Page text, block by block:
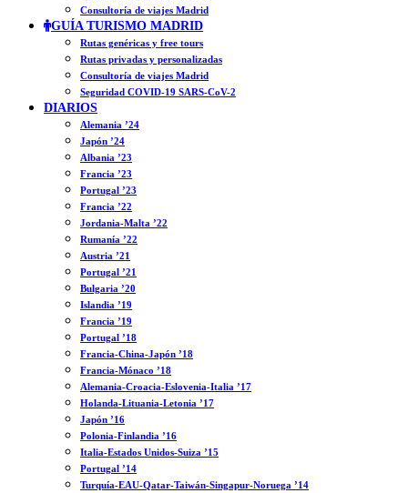
Consultoría de viajes Madrid
GUÍA TURISMO MADRID
Rutas genéricas y free tours
Rutas privadas y personalizadas
Consultoría de viajes Madrid
Seguridad COVID-19 SARS-CoV-2
DIARIOS
Alemania ’24
Japón ’24
Albania ’23
Francia ’23
Portugal ’23
Francia ’22
Jordania-Malta ’22
Rumanía ’22
Austria ’21
Portugal ’21
Bulgaria ’20
Islandia ’19
Francia ’19
Portugal ’18
Francia-China-Japón ’18
Francia-Mónaco ’18
Alemania-Croacia-Eslovenia-Italia ’17
Holanda-Lituania-Letonia ’17
Japón ’16
Polonia-Finlandia ’16
Italia-Estados Unidos-Suiza ’15
Portugal ’14
Turquía-EAU-Qatar-Taiwán-Singapur-Noruega ’14